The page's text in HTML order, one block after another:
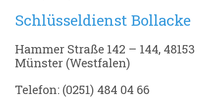
Schlüsseldienst Bollacke
Hammer Straße 142 – 144, 48153
Münster (Westfalen)
Telefon: (0251) 484 04 66